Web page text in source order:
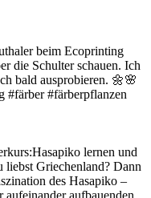
beim Ecoprinting
die Schulter schauen. Ich
bald ausprobieren. 🌼🌸
#färber #färberpflanzen